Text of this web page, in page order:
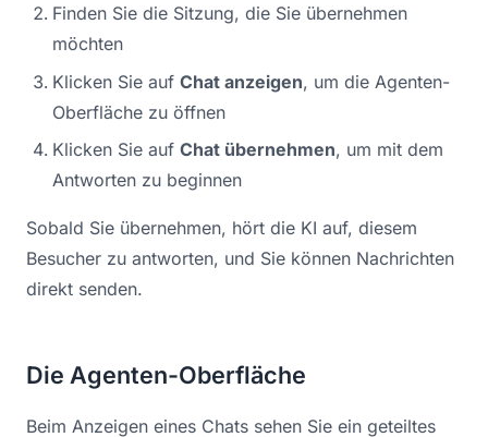
Finden Sie die Sitzung, die Sie übernehmen
möchten
Klicken Sie auf Chat anzeigen, um die Agenten-
Oberfläche zu öffnen
Klicken Sie auf Chat übernehmen, um mit dem
Antworten zu beginnen
Sobald Sie übernehmen, hört die KI auf, diesem
Besucher zu antworten, und Sie können Nachrichten
direkt senden.
Die Agenten-Oberfläche
Beim Anzeigen eines Chats sehen Sie ein geteiltes